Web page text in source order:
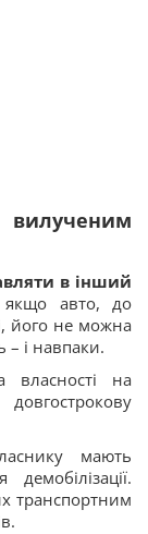
в інший
якщо авто, до
його не можна
– і навпаки.
власності на
мають
транспортним